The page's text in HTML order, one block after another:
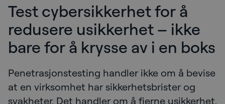
Test cybersikkerhet for å
redusere usikkerhet – ikke
bare for å krysse av i en boks
Penetrasjonstesting handler ikke om å bevise
at en virksomhet har sikkerhetsbrister og
svakheter. Det handler om å fjerne usikkerhet.